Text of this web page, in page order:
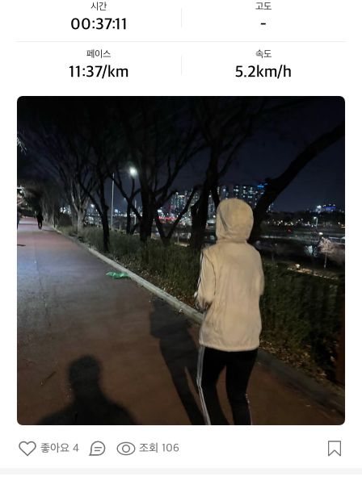
시간
00:37:11
고도
-
페이스
11:37/km
속도
5.2km/h
산
는
자
거
좋아요 4 조회 106